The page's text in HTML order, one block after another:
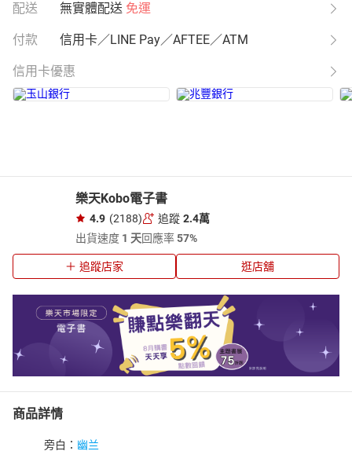
配送 無實體配送 免運
付款 信用卡／LINE Pay／AFTEE／ATM
信用卡優惠
樂天Kobo電子書
4.9 (2188) 追蹤 2.4萬
出貨速度 1 天回應率57%
追蹤店家 逛店舖
商品詳情
旁白： 幽兰